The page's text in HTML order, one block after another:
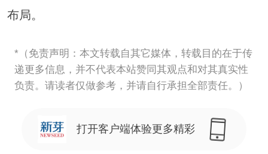
布局。
*（免责声明：本文转载自其它媒体，转载目的在于传
递更多信息，并不代表本站赞同其观点和对其真实性
负责。请读者仅做参考，并请自行承担全部责任。）
打开客户端体验更多精彩